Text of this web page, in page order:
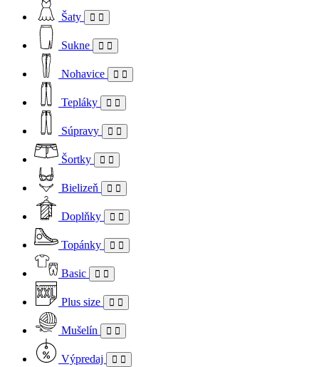
Šaty
Sukne
Nohavice
Tepláky
Súpravy
Šortky
Bielizeň
Doplňky
Topánky
Basic
Plus size
Mušelín
Výpredaj